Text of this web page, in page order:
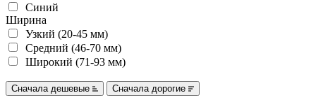
Синий
Ширина
Узкий (20-45 мм)
Средний (46-70 мм)
Широкий (71-93 мм)
Сначала дешевые Сначала дорогие